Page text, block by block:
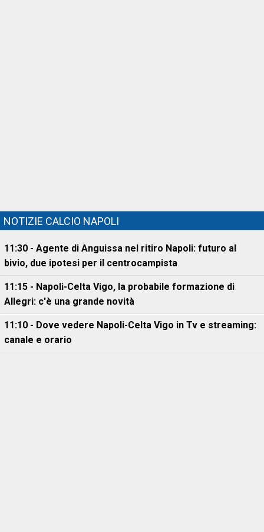
NOTIZIE CALCIO NAPOLI
11:30 - Agente di Anguissa nel ritiro Napoli: futuro al
bivio, due ipotesi per il centrocampista
11:15 - Napoli-Celta Vigo, la probabile formazione di
Allegri: c'è una grande novità
11:10 - Dove vedere Napoli-Celta Vigo in Tv e streaming:
canale e orario